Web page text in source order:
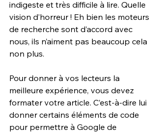
indigeste et très difficile à lire. Quelle
vision d’horreur ! Eh bien les moteurs
de recherche sont d’accord avec
nous, ils n’aiment pas beaucoup cela
non plus.
Pour donner à vos lecteurs la
meilleure expérience, vous devez
formater votre article. C’est-à-dire lui
donner certains éléments de code
pour permettre à Google de